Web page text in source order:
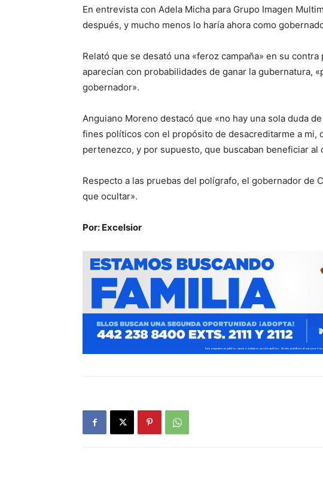
En entrevista con Adela Micha para Grupo Imagen
después, y mucho menos lo haría ahora como
Relató que se desató una «feroz campaña» en su
aparecían con probabilidades de ganar la gubernatura,
gobernador».
Anguiano Moreno destacó que «no hay una sola duda
fines políticos con el propósito de desacreditarme a mi,
pertenezco, y por supuesto, que buscaban beneficiar al
Respecto a las pruebas del polígrafo, el gobernador de
que ocultar».
Por: Excelsior